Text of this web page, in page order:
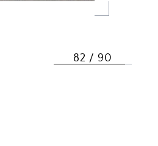
82 / 90